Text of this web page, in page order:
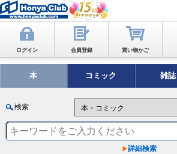
ログイン 会員登録 買い物かご
本 コミック 雑誌
検索
詳細検索